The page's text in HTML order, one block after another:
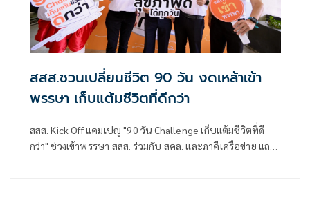
สสส.ชวนเปลี่ยนชีวิต 90 วัน งดเหล้าเข้า
พรรษา เก็บแต้มชีวิตที่ดีกว่า
สสส. Kick Off แคมเปญ "90 วัน Challenge เก็บแต้มชีวิตที่ดี
กว่า" ช่วงเข้าพรรษา สสส. ร่วมกับ สคล. และภาคีเครือข่าย แถลง